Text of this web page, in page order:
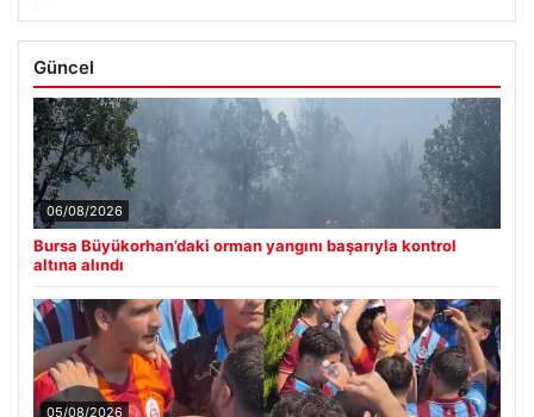
Güncel
06/08/2026
Bursa Büyükorhan’daki orman yangını başarıyla kontrol
altına alındı
05/08/2026